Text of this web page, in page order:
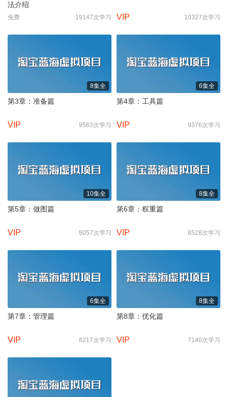
法介绍
免费 19147次学习 VIP 10327次学习
8集全
第3章：准备篇
VIP 9563次学习
6集全
第4章：工具篇
VIP 9376次学习
10集全
第5章：做图篇
VIP 8057次学习
8集全
第6章：权重篇
VIP 8528次学习
6集全
第7章：管理篇
VIP 8217次学习
8集全
第8章：优化篇
VIP 7140次学习